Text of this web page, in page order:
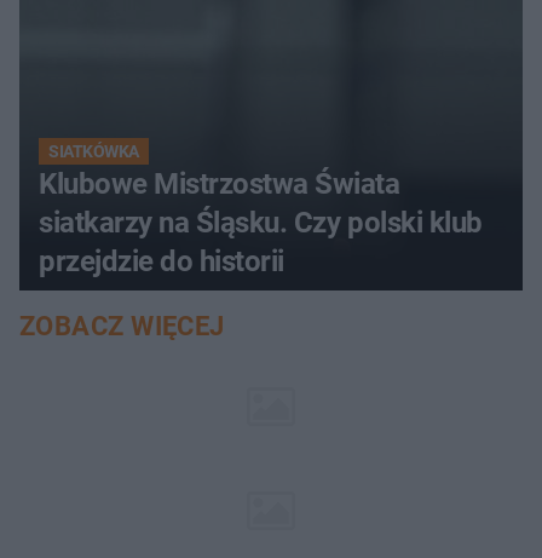
SIATKÓWKA
Klubowe Mistrzostwa Świata
siatkarzy na Śląsku. Czy polski klub
przejdzie do historii
ZOBACZ WIĘCEJ